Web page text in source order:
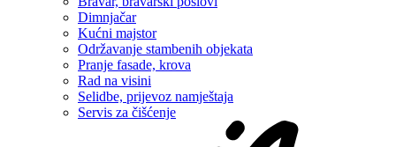
Dimnjačar
Kućni majstor
Održavanje stambenih objekata
Pranje fasade, krova
Rad na visini
Selidbe, prijevoz namještaja
Servis za čišćenje